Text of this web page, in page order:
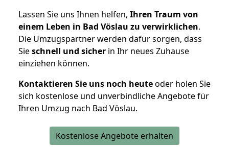
Lassen Sie uns Ihnen helfen, Ihren Traum von
einem Leben in Bad Vöslau zu verwirklichen.
Die Umzugspartner werden dafür sorgen, dass
Sieschnell und sicher in Ihr neues Zuhause
einziehen können.
Kontaktieren Sie uns noch heuteoder holen Sie
sich kostenlose und unverbindliche Angebote für
Ihren Umzug nach Bad Vöslau.
Kostenlose Angebote erhalten